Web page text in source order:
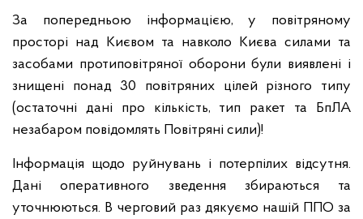
За попередньою інформацією, у повітряному
просторі над Києвом та навколо Києва силами та
засобами протиповітряної оборони були виявлені і
знищені понад 30 повітряних цілей різного типу
(остаточні дані про кількість, тип ракет та БпЛА
незабаром повідомлять Повітряні сили)!
Інформація щодо руйнувань і потерпілих відсутня.
Дані оперативного зведення збираються та
уточнюються. В черговий раз дякуємо нашій ППО за